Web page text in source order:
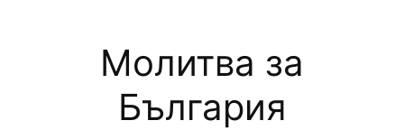
Молитва за
България